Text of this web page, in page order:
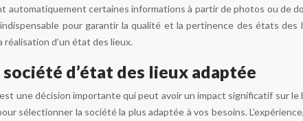
automatiquement certaines informations à partir de photos ou de
pour garantir la qualité et la pertinence des états
d’un état des lieux.
d’état des lieux adaptée
est une décision importante qui peut avoir un impact significatif sur
sélectionner la société la plus adaptée à vos besoins.